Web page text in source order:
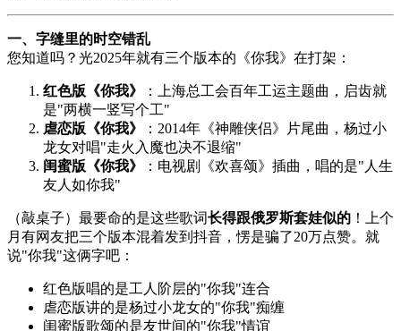
一、字缝里的时空错乱
您知道吗？光2025年就有三个版本的《你我》在打架：
红色版《你我》
：上海总工会百年工运主题曲，启齿就
是"两横一竖写个工"
虐恋版《你我》
：2014年《神雕侠侣》片尾曲，杨过小
龙女对唱"走火入魔也决不退缩"
闺蜜版《你我》
：电视剧《欢喜颂》插曲，唱的是"人生
友人如你我"
（敲桌子）最要命的是这些歌词长得跟俄罗斯套娃似的 ！上个
月有网友把三个版本混着发到抖音，愣是骗了20万点赞。就
说"你我"这俩字吧：
红色版唱的是工人阶层的"你我"连合
虐恋版讲的是杨过小龙女的"你我"痴缠
闺蜜版歌颂的是友世间的"你我"情谊